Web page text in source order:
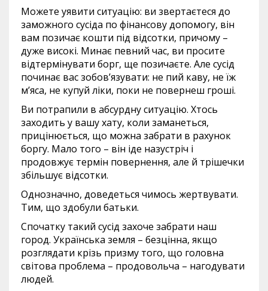
Можете уявити ситуацію: ви звертаєтеся до
заможного сусіда по фінансову допомогу, він
вам позичає кошти під відсотки, причому –
дуже високі. Минає певний час, ви просите
відтермінувати борг, ще позичаєте. Але сусід
починає вас зобов’язувати: не пий каву, не їж
м’яса, не купуй ліки, поки не повернеш гроші.
Ви потрапили в абсурдну ситуацію. Хтось
заходить у вашу хату, коли заманеться,
прицінюється, що можна забрати в рахунок
боргу. Мало того – він іде назустріч і
продовжує термін повернення, але й трішечки
збільшує відсотки.
Однозначно, доведеться чимось жертвувати.
Тим, що здобули батьки.
Спочатку такий сусід захоче забрати наш
город. Українська земля – безцінна, якщо
розглядати крізь призму того, що головна
світова проблема – продовольча – нагодувати
людей.